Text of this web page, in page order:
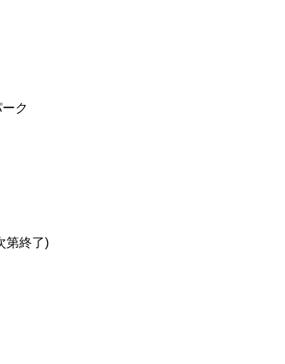
ク
終了)